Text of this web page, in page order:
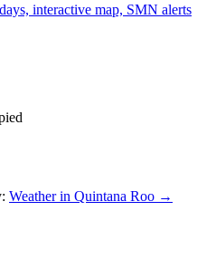
interactive map, SMN alerts
Weather in Quintana Roo →